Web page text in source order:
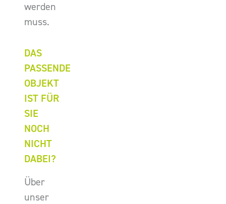
werden
muss.
DAS
PASSENDE
OBJEKT
IST FÜR
SIE
NOCH
NICHT
DABEI?
Über
unser